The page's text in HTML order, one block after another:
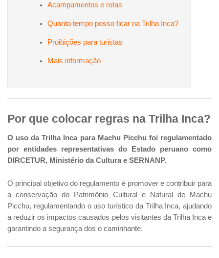
Acampamentos e rotas
Quanto tempo posso ficar na Trilha Inca?
Proibições para turistas
Mais informação
Por que colocar regras na Trilha Inca?
O uso da Trilha Inca para Machu Picchu foi regulamentado
por entidades representativas do Estado peruano como
DIRCETUR, Ministério da Cultura e SERNANP.
O principal objetivo do regulamento é promover e contribuir para
a conservação do Patrimônio Cultural e Natural de Machu
Picchu, regulamentando o uso turístico da Trilha Inca, ajudando
a reduzir os impactos causados pelos visitantes da Trilha Inca e
garantindo a segurança dos o caminhante.